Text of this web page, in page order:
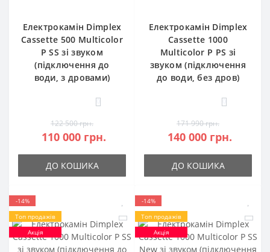
Електрокамін Dimplex
Cassette 500 Multicolor
P SS зі звуком
(підключення до
води, з дровами)
0
122 500 грн.
110 000 грн.
ДО КОШИКА
Електрокамін Dimplex
Cassette 1000
Multicolor P PS зі
звуком (підключення
до води, без дров)
0
171 990 грн.
140 000 грн.
ДО КОШИКА
-14%
Топ продажів
Акція
-14%
Топ продажів
Акція